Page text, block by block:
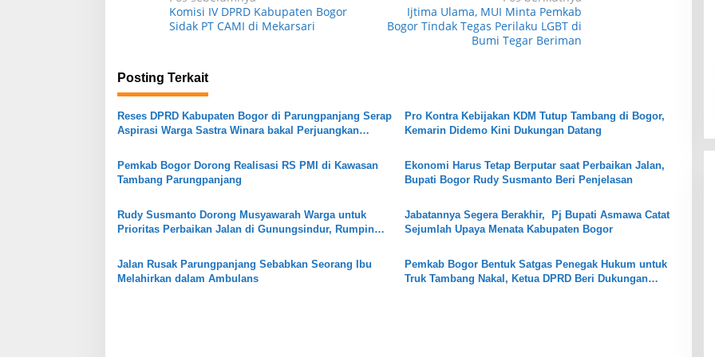
a
i
g
a
s
i
p
s
Komisi IV DPRD Kabupaten Bogor
Sidak PT CAMI di Mekarsari
Ijtima Ulama, MUI Minta Pemkab
Bogor Tindak Tegas Perilaku LGBT di
Bumi Tegar Beriman
Posting Terkait
Reses DPRD Kabupaten Bogor di Parungpanjang Serap
Aspirasi Warga Sastra Winara bakal Perjuangkan
Pro Kontra Kebijakan KDM Tutup Tambang di Bogor,
Kemarin Didemo Kini Dukungan Datang
Pemkab Bogor Dorong Realisasi RS PMI di Kawasan
Tambang Parungpanjang
Ekonomi Harus Tetap Berputar saat Perbaikan Jalan,
Bupati Bogor Rudy Susmanto Beri Penjelasan
Rudy Susmanto Dorong Musyawarah Warga untuk
Prioritas Perbaikan Jalan di Gunungsindur, Rumpin
Jabatannya Segera Berakhir, Pj Bupati Asmawa Catat
Sejumlah Upaya Menata Kabupaten Bogor
Jalan Rusak Parungpanjang Sebabkan Seorang Ibu
Melahirkan dalam Ambulans
Pemkab Bogor Bentuk Satgas Penegak Hukum untuk
Truk Tambang Nakal, Ketua DPRD Beri Dukungan
Rumah Air Bogor Masi Jadi Tempat
Favorit Liburan Akhir Pekan!
29 Juli 2026
Atlit Bogor Barat
dan Pegunungan